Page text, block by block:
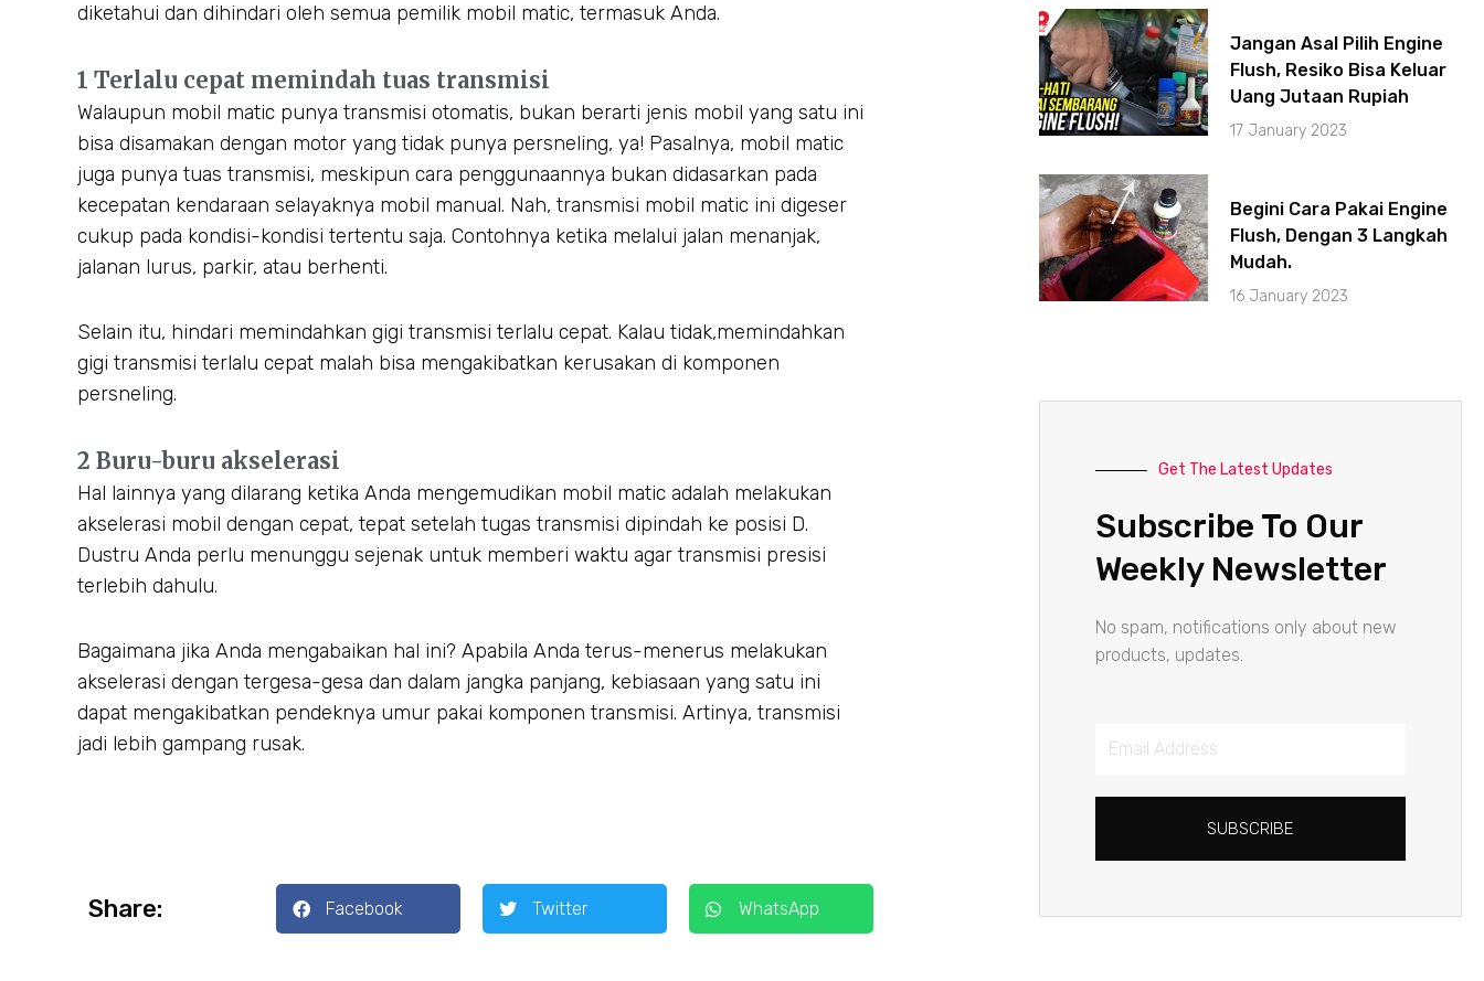
diketahui dan dihindari oleh semua pemilik mobil matic, termasuk Anda.
1 Terlalu cepat memindah tuas transmisi
Walaupun mobil matic punya transmisi otomatis, bukan berarti jenis mobil yang satu ini
bisa disamakan dengan motor yang tidak punya persneling, ya! Pasalnya, mobil matic
juga punya tuas transmisi, meskipun cara penggunaannya bukan didasarkan pada
kecepatan kendaraan selayaknya mobil manual. Nah, transmisi mobil matic ini digeser
cukup pada kondisi-kondisi tertentu saja. Contohnya ketika melalui jalan menanjak,
jalanan lurus, parkir, atau berhenti.
Selain itu, hindari memindahkan gigi transmisi terlalu cepat. Kalau tidak,memindahkan
gigi transmisi terlalu cepat malah bisa mengakibatkan kerusakan di komponen
persneling.
2 Buru-buru akselerasi
Hal lainnya yang dilarang ketika Anda mengemudikan mobil matic adalah melakukan
akselerasi mobil dengan cepat, tepat setelah tugas transmisi dipindah ke posisi D.
Dustru Anda perlu menunggu sejenak untuk memberi waktu agar transmisi presisi
terlebih dahulu.
Bagaimana jika Anda mengabaikan hal ini? Apabila Anda terus-menerus melakukan
akselerasi dengan tergesa-gesa dan dalam jangka panjang, kebiasaan yang satu ini
dapat mengakibatkan pendeknya umur pakai komponen transmisi. Artinya, transmisi
jadi lebih gampang rusak.
Share: Facebook Twitter WhatsApp
Jangan Asal Pilih Engine
Flush, Resiko Bisa Keluar
Uang Jutaan Rupiah
17 January 2023
Begini Cara Pakai Engine
Flush, Dengan 3 Langkah
Mudah.
16 January 2023
Get The Latest Updates
Subscribe To Our
Weekly Newsletter
No spam, notifications only about new
products, updates.
SUBSCRIBE